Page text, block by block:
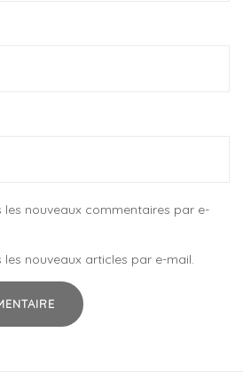
les nouveaux commentaires par e-
les nouveaux articles par e-mail.